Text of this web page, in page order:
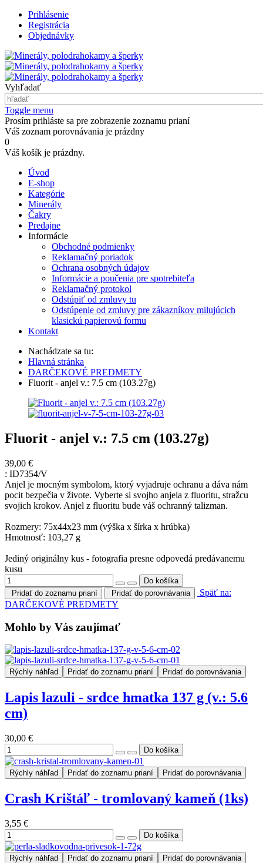
Prihlásenie
Registrácia
Objednávky
Vyhľadať
Toggle menu
Prosím prihláste sa pre zobrazenie zoznamu prianí
Váš zoznam porovnávania je prázdny
0
Váš košík je prázdny.
Úvod
E-shop
Kategórie
Minerály
Čakry
Predajne
Informácie
Obchodné podmienky
Reklamačný poriadok
Ochrana osobných údajov
Informácie a poučenia pre spotrebiteľa
Reklamačný protokol
Odstúpiť od zmluvy tu
Odstúpenie od zmluvy pre zákazníkov milujúcich
klasickú papierovú formu
Kontakt
Nachádzate sa tu:
Hlavná stránka
DARČEKOVÉ PREDMETY
Fluorit - anjel v.: 7.5 cm (103.27g)
Fluorit - anjel v.: 7.5 cm (103.27g)
39,00 €
: ID7354/V
Anjel je mocným symbolom, ktorý vyjadruje ochranu a dáva nám
pocit bezpečia v živote. Vyberte si svojho anjela z fluoritu, stražcu
svojich krokov. Anjel z fluoritu bude váš ochranný talizman.
Rozmery: 75x44x23 mm (výška x šírka x hrúbka)
Hmotnosť: 103,27 g
Jediný originálny kus - fotografia presne odpovedá predávanemu
kusu
Pridať do zoznamu prianí Pridať do porovnávania
Späť na:
DARČEKOVÉ PREDMETY
Mohlo by Vás zaujímať
Rýchly náhľad Pridať do zoznamu prianí Pridať do porovnávania
Lapis lazuli - srdce hmatka 137 g (v.: 5.6
cm)
30,00 €
Rýchly náhľad Pridať do zoznamu prianí Pridať do porovnávania
Crash Krištáľ - tromlovaný kameň (1ks)
3,55 €
Rýchly náhľad Pridať do zoznamu prianí Pridať do porovnávania